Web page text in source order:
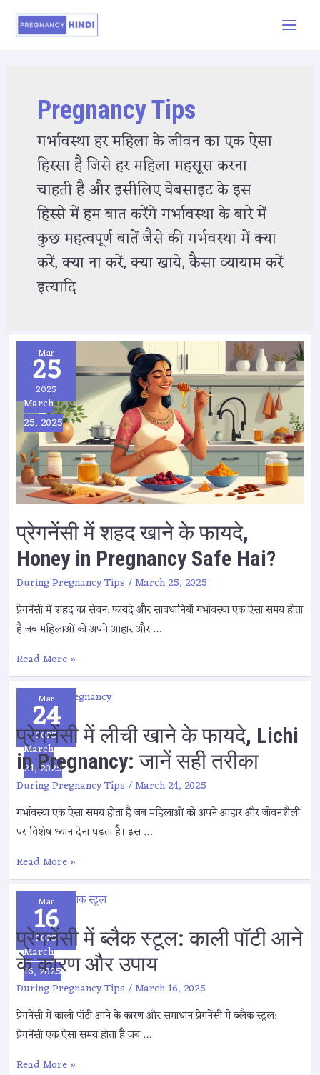
Pregnancy Tips
गर्भावस्था हर महिला के जीवन का एक ऐसा
हिस्सा है जिसे हर महिला महसूस करना
चाहती है और इसीलिए वेबसाइट के इस
हिस्से में हम बात करेंगे गर्भावस्था के बारे में
कुछ महत्वपूर्ण बातें जैसे की गर्भवस्था में क्या
करें, क्या ना करें, क्या खाये, कैसा व्यायाम करें
इत्यादि
Mar
25
2025
March
25, 2025
प्रेगनेंसी में शहद खाने के फायदे,
Honey in Pregnancy Safe Hai?
During Pregnancy Tips/March 25, 2025
प्रेगनेंसी में शहद का सेवन: फायदे और सावधानियाँ गर्भावस्था एक ऐसा समय होता
है जब महिलाओं को अपने आहार और …
Read More »
Mar
24
2025
March
24, 2025
प्रेगनेंसी में लीची खाने के फायदे, Lichi
in Pregnancy: जानें सही तरीका
During Pregnancy Tips/March 24, 2025
गर्भावस्था एक ऐसा समय होता है जब महिलाओं को अपने आहार और जीवनशैली
पर विशेष ध्यान देना पड़ता है। इस …
Read More »
Mar
16
2025
March
16, 2025
प्रेगनेंसी में ब्लैक स्टूल: काली पॉटी आने
के कारण और उपाय
During Pregnancy Tips/March 16, 2025
प्रेगनेंसी में काली पॉटी आने के कारण और समाधान प्रेगनेंसी में ब्लैक स्टूल:
प्रेगनेंसी एक ऐसा समय होता है जब …
Read More »